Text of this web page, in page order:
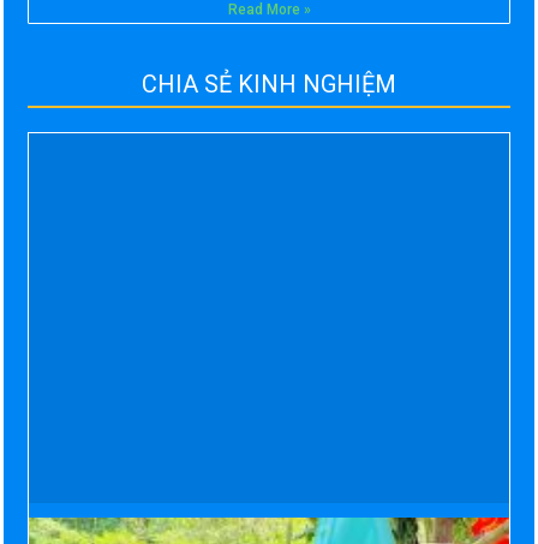
Read More »
CHIA SẺ KINH NGHIỆM